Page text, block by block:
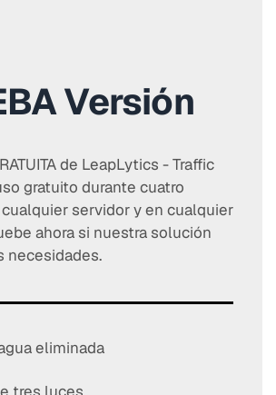
Versión
de LeapLytics - Traffic
gratuito durante cuatro
servidor y en cualquier
ahora si nuestra solución
necesidades.
eliminada